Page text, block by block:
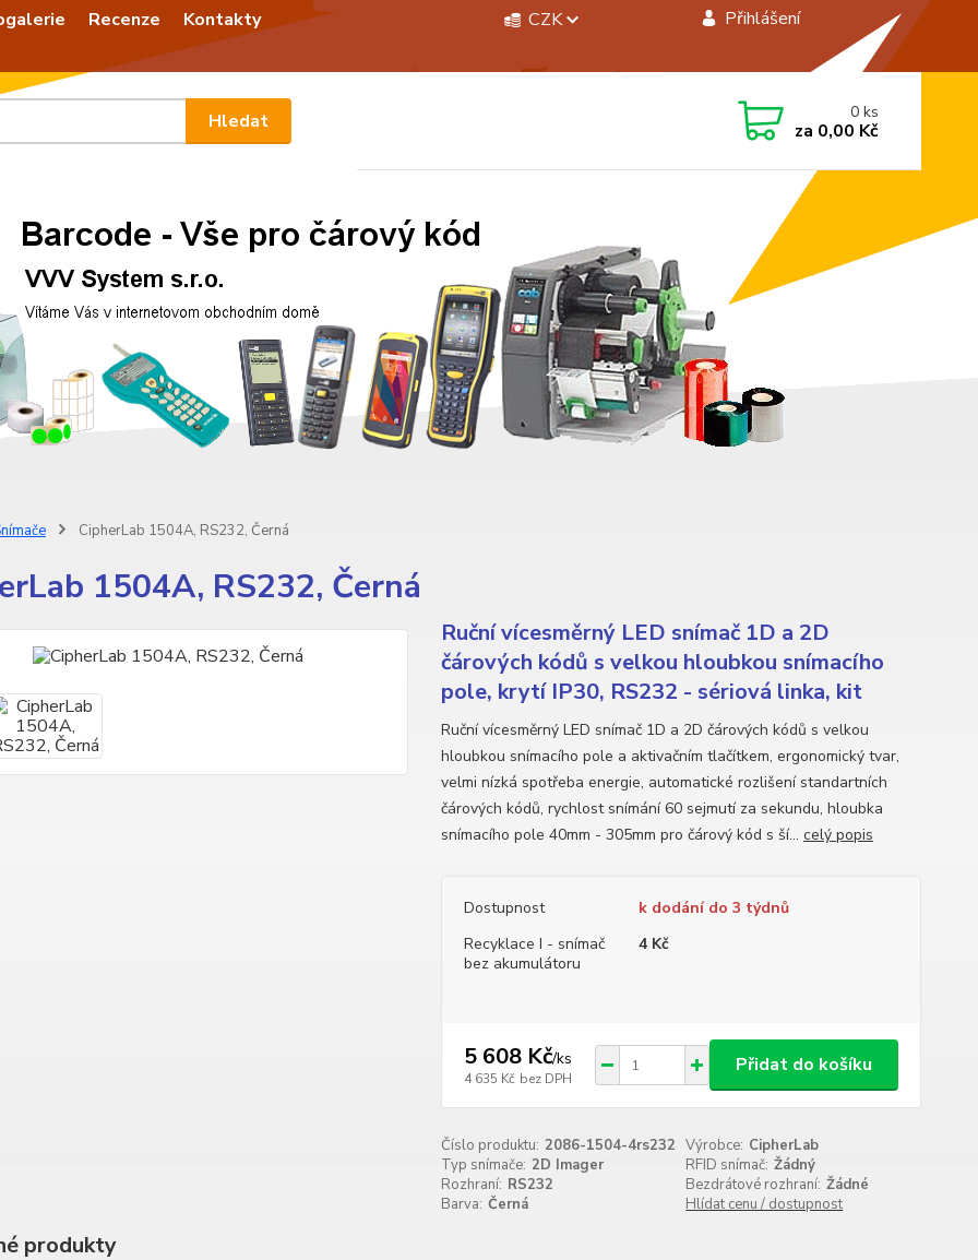
Recenze Kontakty CZK Přihlášení
Hledat 0ks
za 0,00 Kč
CipherLab 1504A, RS232, Černá
1504A, RS232, Černá
Ruční vícesměrný LED snímač 1D a 2D
čárových kódů s velkou hloubkou snímacího
pole, krytí IP30, RS232 - sériová linka, kit
Ruční vícesměrný LED snímač 1D a 2D čárových kódů s velkou
hloubkou snímacího pole a aktivačním tlačítkem, ergonomický tvar,
velmi nízká spotřeba energie, automatické rozlišení standartních
čárových kódů, rychlost snímání 60 sejmutí za sekundu, hloubka
snímacího pole 40mm - 305mm pro čárový kód s ší... celý popis
Dostupnost
k dodání do 3 týdnů
Recyklace I - snímač
bez akumulátoru
4 Kč
5 608 Kč/ks
4 635 Kč bez DPH
Přidat do košíku
Číslo produktu: 2086-1504-4rs232 Výrobce: CipherLab
Typ snímače: 2D Imager RFID snímač: Žádný
Rozhraní: RS232 Bezdrátové rozhraní: Žádné
Barva: Černá Hlídat cenu / dostupnost
produkty